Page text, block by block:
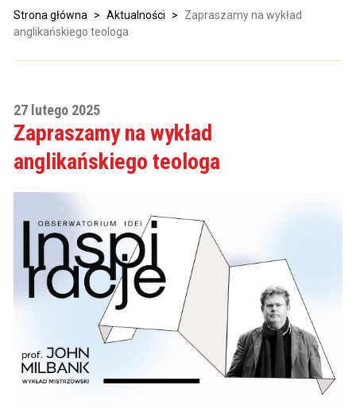
Strona główna > Aktualności >
Zapraszamy na wykład
anglikańskiego teologa
27 lutego 2025
Zapraszamy na wykład
anglikańskiego teologa